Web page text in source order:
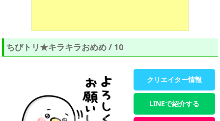
ちびトリ★キラキラおめめ / 10
クリエイター情報
LINEで紹介する